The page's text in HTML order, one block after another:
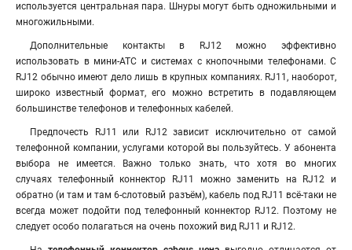
используется центральная пара. Шнуры могут быть одножильными и
многожильными.
Дополнительные контакты в RJ12 можно эффективно
использовать в мини-АТС и системах с кнопочными телефонами. С
RJ12 обычно имеют дело лишь в крупных компаниях. RJ11, наоборот,
широко известный формат, его можно встретить в подавляющем
большинстве телефонов и телефонных кабелей.
Предпочесть RJ11 или RJ12 зависит исключительно от самой
телефонной компании, услугами которой вы пользуйтесь. У абонента
выбора не имеется. Важно только знать, что хотя во многих
случаях телефонный коннектор RJ11 можно заменить на RJ12 и
обратно (и там и там 6-слотовый разъём), кабель под RJ11 всё-таки не
всегда может подойти под телефонный коннектор RJ12. Поэтому не
следует особо полагаться на очень похожий вид RJ11 и RJ12.